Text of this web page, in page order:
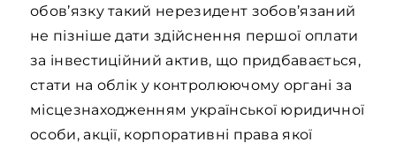
обов’язку такий нерезидент зобов’язаний
не пізніше дати здійснення першої оплати
за інвестиційний актив, що придбавається,
стати на облік у контролюючому органі за
місцезнаходженням української юридичної
особи, акції, корпоративні права якої